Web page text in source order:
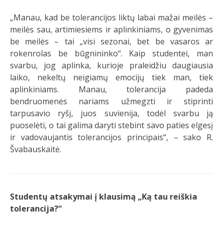
„Manau, kad be tolerancijos liktų labai mažai meilės –
meilės sau, artimiesiems ir aplinkiniams, o gyvenimas
be meilės – tai „visi sezonai, bet be vasaros ar
rokenrolas be būgnininko“. Kaip studentei, man
svarbu, jog aplinka, kurioje praleidžiu daugiausia
laiko, nekeltų neigiamų emocijų tiek man, tiek
aplinkiniams. Manau, tolerancija padeda
bendruomenės nariams užmegzti ir stiprinti
tarpusavio ryšį, juos suvienija, todėl svarbu ją
puoselėti, o tai galima daryti stebint savo paties elgesį
ir vadovaujantis tolerancijos principais“, – sako R.
Švabauskaitė.
Studentų atsakymai į klausimą „Ką tau reiškia
tolerancija?“